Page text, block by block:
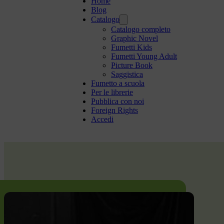
Blog
Catalogo
Catalogo completo
Graphic Novel
Fumetti Kids
Fumetti Young Adult
Picture Book
Saggistica
Fumetto a scuola
Per le librerie
Pubblica con noi
Foreign Rights
Accedi